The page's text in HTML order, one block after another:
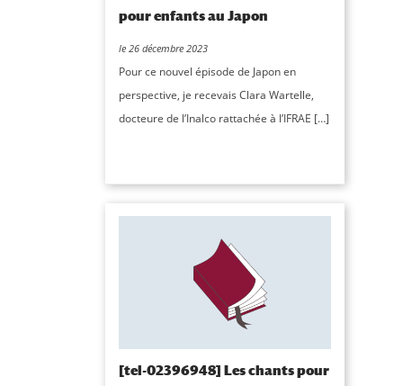
pour enfants au Japon
le 26 décembre 2023
Pour ce nouvel épisode de Japon en
perspective, je recevais Clara Wartelle,
docteure de l’Inalco rattachée à l’IFRAE […]
[tel-02396948] Les chants pour